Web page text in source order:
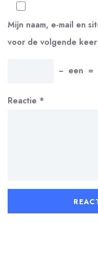
Mijn naam, e-mail en
voor de volgende
− een =
Reactie *